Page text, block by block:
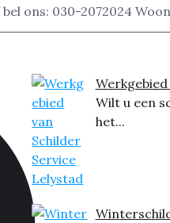
ons: 030-2072024
Wilt u een
het...